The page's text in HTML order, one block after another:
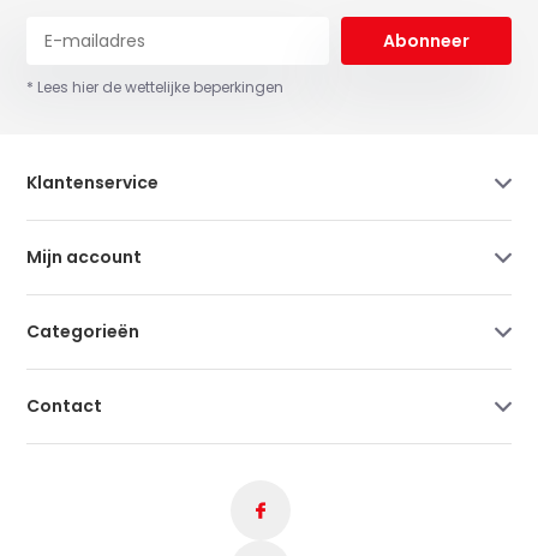
Abonneer
* Lees hier de wettelijke beperkingen
Klantenservice
Mijn account
Categorieën
Contact